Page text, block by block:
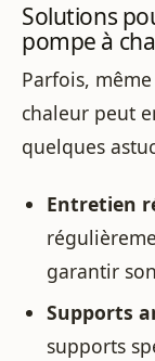
Solutions
pompe à
Parfois,
chaleur peut
quelques
Entretien
garantir
Supports
supports